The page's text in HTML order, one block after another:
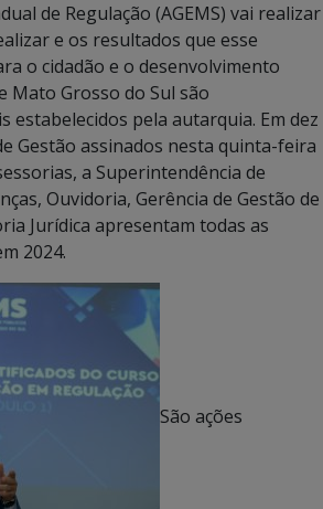
de Regulação (AGEMS) vai realizar
e os resultados que esse
o cidadão e o desenvolvimento
Mato Grosso do Sul são
estabelecidos pela autarquia. Em dez
Gestão assinados nesta quinta-feira
a Superintendência de
Ouvidoria, Gerência de Gestão de
Jurídica apresentam todas as
2024.
São ações